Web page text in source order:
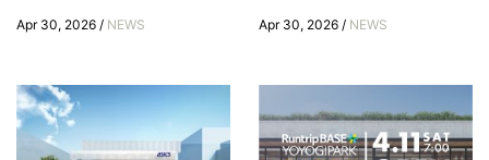
Apr 30, 2026 / NEWS Apr 30, 2026 / NEWS